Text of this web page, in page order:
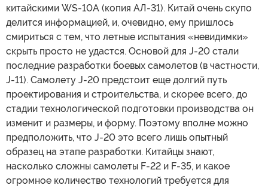
китайскими WS-10A (копия АЛ-31). Китай очень скупо
делится информацией, и, очевидно, ему пришлось
смириться с тем, что летные испытания «невидимки»
скрыть просто не удастся. Основой для J-20 стали
последние разработки боевых самолетов (в частности,
J-11). Самолету J-20 предстоит еще долгий путь
проектирования и строительства, и скорее всего, до
стадии технологической подготовки производства он
изменит и размеры, и форму. Поэтому вполне можно
предположить, что J-20 это всего лишь опытный
образец на этапе разработки. Китайцы знают,
насколько сложны самолеты F-22 и F-35, и какое
огромное количество технологий требуется для